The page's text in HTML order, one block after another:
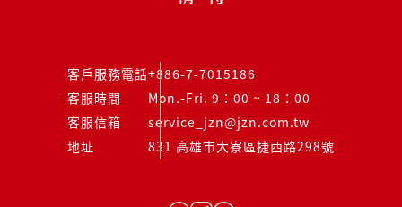
客戶服務電話+886-7-7015186
客服時間
Mon.-Fri. 9：00 ~ 18：00
客服信箱
service_jzn@jzn.com.tw
地址
831 高雄市大寮區捷西路298號